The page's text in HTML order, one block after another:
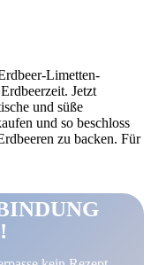
Limetten-
Jetzt
und süße
und so beschloss
zu backen. Für